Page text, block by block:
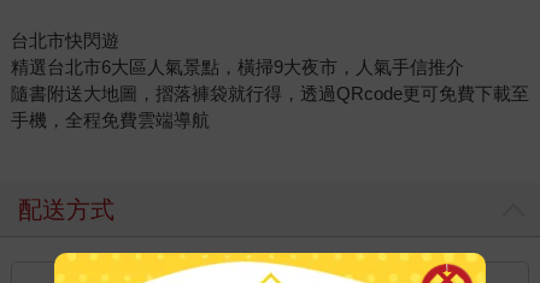
台北市快閃遊
精選台北市6大區人氣景點，橫掃9大夜市，人氣手信推介
隨書附送大地圖，摺落褲袋就行得，透過QRcode更可免費下載至
手機，全程免費雲端導航
配送方式